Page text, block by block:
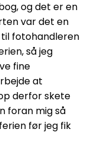
og det er en
var det en
fotohandleren
så jeg
fine
at
derfor skete
foran mig så
før jeg fik